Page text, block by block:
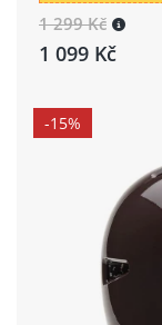
1 299 Kč
1 099 Kč
-15%